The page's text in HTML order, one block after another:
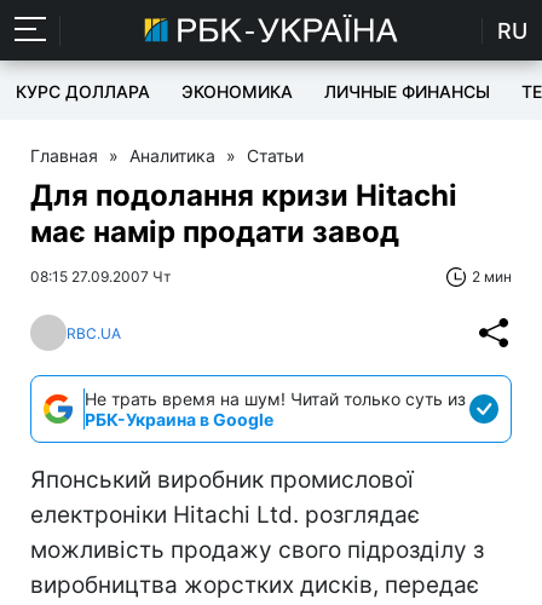
RU
КУРС ДОЛЛАРА ЭКОНОМИКА ЛИЧНЫЕ ФИНАНСЫ
Главная » Аналитика » Статьи
Для подолання кризи Hitachi
має намір продати завод
08:15 27.09.2007 Чт 2 мин
RBC.UA
Не трать время на шум! Читай только суть из
РБК-Украина в Google
Японський виробник промислової
електроніки Hitachi Ltd. розглядає
можливість продажу свого підрозділу з
виробництва жорстких дисків, передає